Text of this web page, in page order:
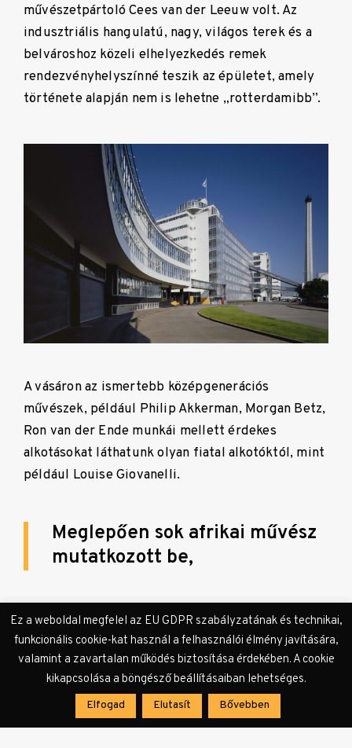
művészetpártoló Cees van der Leeuw volt. Az
indusztriális hangulatú, nagy, világos terek és a
belvároshoz közeli elhelyezkedés remek
rendezvényhelyszínné teszik az épületet, amely
története alapján nem is lehetne „rotterdamibb”.
A vásáron az ismertebb középgenerációs
művészek, például Philip Akkerman, Morgan Betz,
Ron van der Ende munkái mellett érdekes
alkotásokat láthatunk olyan fiatal alkotóktól, mint
például Louise Giovanelli.
Meglepően sok afrikai művész
mutatkozott be,
például Elias Sime, aki használt számítógép
alkatrészekből és billentyűzetekből állítja össze
római mozaik hatású műalkotásait, vagy Thierry
Oussou, aki a törzsi maszkok és a modern
művészet közötti kapcsolatot vizsgálja. A rossz
idő miatt sajnos törölni kellett aMachine Painting
Ez a weboldal megfelel az EU GDPR szabályzatának és technikai,
funkcionális cookie-kat használ a felhasználói élmény javítására,
valamint a zavartalan működés biztosítása érdekében. A cookie
kikapcsolása a böngésző beállításaiban lehetséges.
Elfogad Elutasít Bővebben